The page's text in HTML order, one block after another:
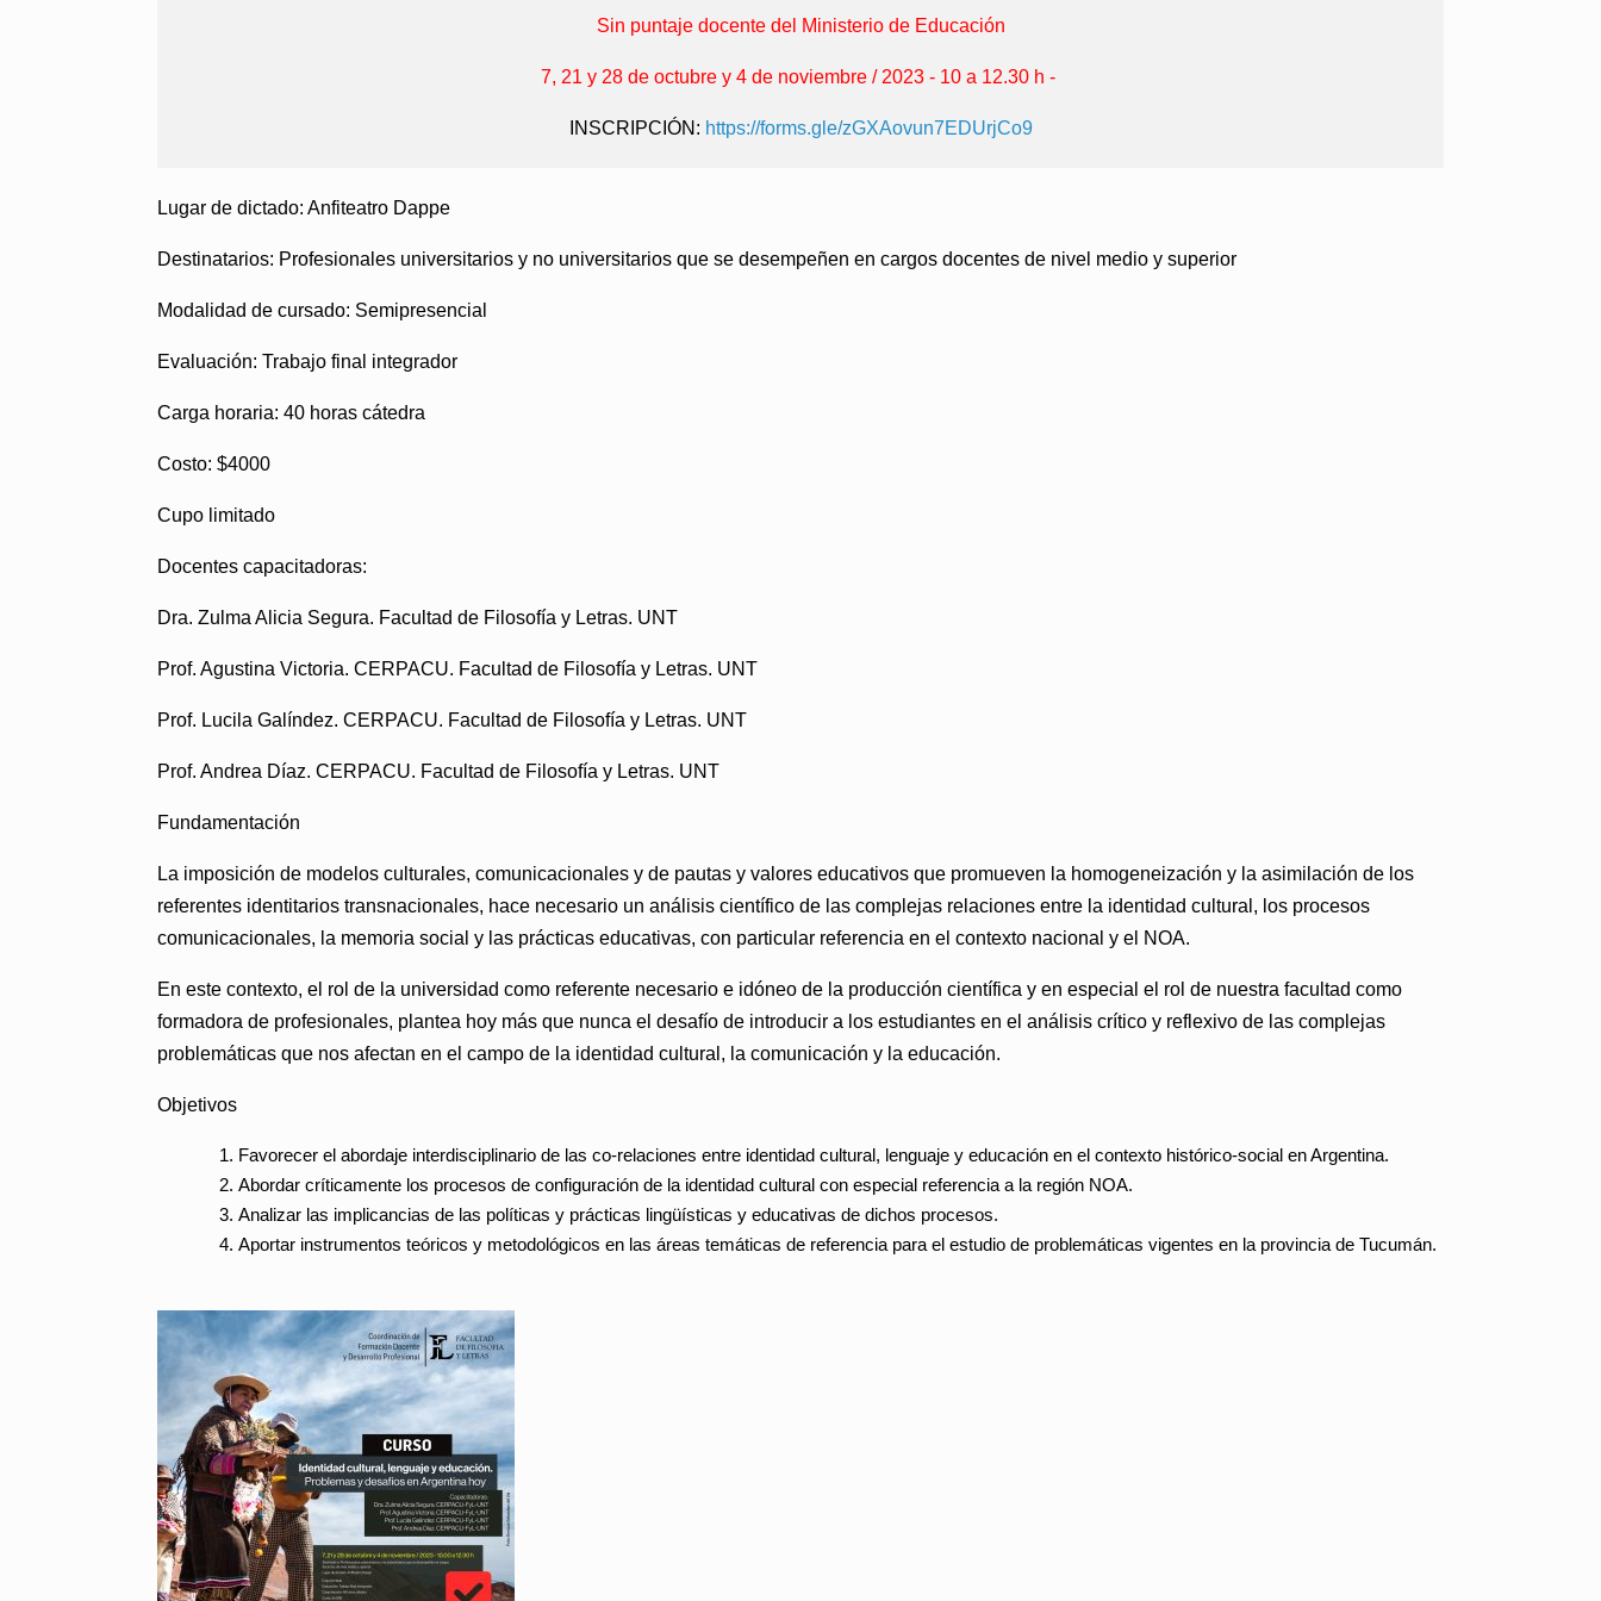
Sin puntaje docente del Ministerio de Educación
7, 21 y 28 de octubre y 4 de noviembre / 2023 - 10 a 12.30 h -
INSCRIPCIÓN: https://forms.gle/zGXAovun7EDUrjCo9
Lugar de dictado: Anfiteatro Dappe
Destinatarios: Profesionales universitarios y no universitarios que se desempeñen en cargos docentes de nivel medio y superior
Modalidad de cursado: Semipresencial
Evaluación: Trabajo final integrador
Carga horaria: 40 horas cátedra
Costo: $4000
Cupo limitado
Docentes capacitadoras:
Dra. Zulma Alicia Segura. Facultad de Filosofía y Letras. UNT
Prof. Agustina Victoria. CERPACU. Facultad de Filosofía y Letras. UNT
Prof. Lucila Galíndez. CERPACU. Facultad de Filosofía y Letras. UNT
Prof. Andrea Díaz. CERPACU. Facultad de Filosofía y Letras. UNT
Fundamentación
La imposición de modelos culturales, comunicacionales y de pautas y valores educativos que promueven la homogeneización y la asimilación de los
referentes identitarios transnacionales, hace necesario un análisis científico de las complejas relaciones entre la identidad cultural, los procesos
comunicacionales, la memoria social y las prácticas educativas, con particular referencia en el contexto nacional y el NOA.
En este contexto, el rol de la universidad como referente necesario e idóneo de la producción científica y en especial el rol de nuestra facultad como
formadora de profesionales, plantea hoy más que nunca el desafío de introducir a los estudiantes en el análisis crítico y reflexivo de las complejas
problemáticas que nos afectan en el campo de la identidad cultural, la comunicación y la educación.
Objetivos
Favorecer el abordaje interdisciplinario de las co-relaciones entre identidad cultural, lenguaje y educación en el contexto histórico-social en Argentina.
Abordar críticamente los procesos de configuración de la identidad cultural con especial referencia a la región NOA.
Analizar las implicancias de las políticas y prácticas lingüísticas y educativas de dichos procesos.
Aportar instrumentos teóricos y metodológicos en las áreas temáticas de referencia para el estudio de problemáticas vigentes en la provincia de Tucumán.